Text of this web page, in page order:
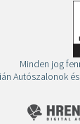
Minden jog
Autószalonok